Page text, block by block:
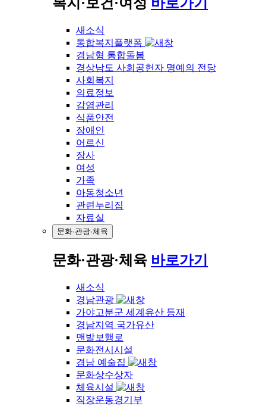
복지·보건·여성 바로가기
새소식
통합복지플랫폼
경남형 통합돌봄
경상남도 사회공헌자 명예의 전당
사회복지
의료정보
감염관리
식품안전
장애인
어르신
장사
여성
가족
아동청소년
관련누리집
자료실
문화·관광·체육
문화·관광·체육 바로가기
새소식
경남관광
가야고분군 세계유산 등재
경남지역 국가유산
맨발보행로
문화전시시설
경남 예술집
문화상수상자
체육시설
직장운동경기부